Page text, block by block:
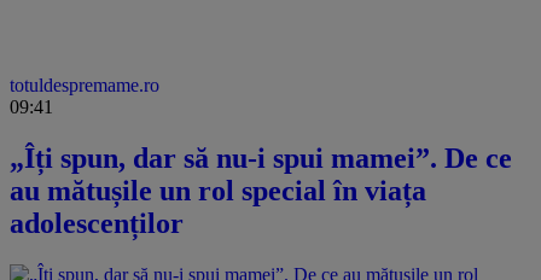
totuldespremame.ro
09:41
„Îți spun, dar să nu-i spui mamei”. De ce
au mătușile un rol special în viața
adolescenților